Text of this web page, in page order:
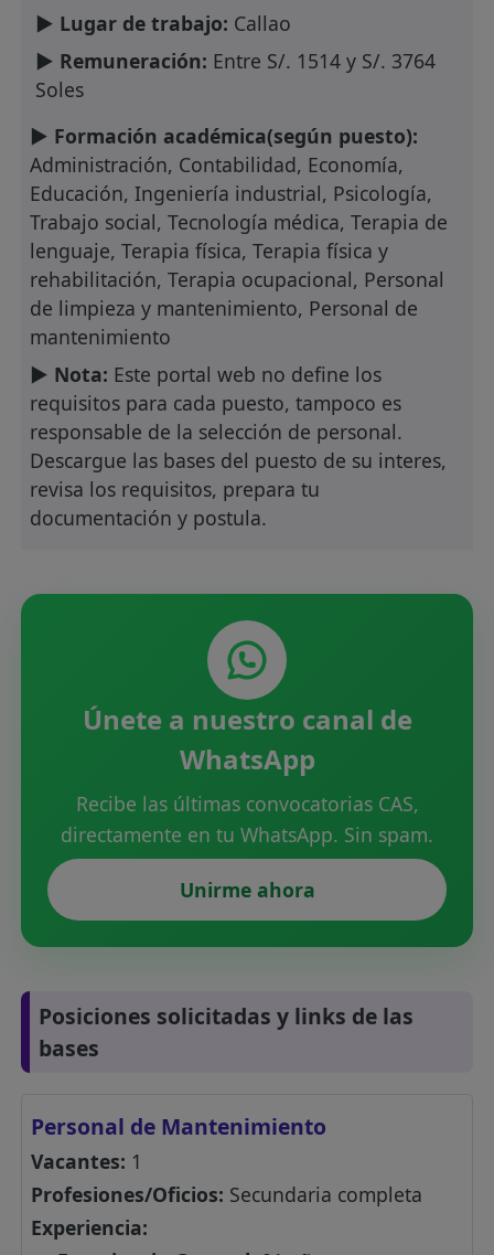
► Lugar de trabajo: Callao
► Remuneración: Entre S/. 1514 y S/. 3764
Soles
► Formación académica(según puesto):
Administración, Contabilidad, Economía,
Educación, Ingeniería industrial, Psicología,
Trabajo social, Tecnología médica, Terapia de
lenguaje, Terapia física, Terapia física y
rehabilitación, Terapia ocupacional, Personal
de limpieza y mantenimiento, Personal de
mantenimiento
► Nota: Este portal web no define los
requisitos para cada puesto, tampoco es
responsable de la selección de personal.
Descargue las bases del puesto de su interes,
revisa los requisitos, prepara tu
documentación y postula.
Únete a nuestro canal de
WhatsApp
Recibe las últimas convocatorias CAS,
directamente en tu WhatsApp. Sin spam.
Unirme ahora
Posiciones solicitadas y links de las
bases
Personal de Mantenimiento
Vacantes: 1
Profesiones/Oficios: Secundaria completa
Experiencia: